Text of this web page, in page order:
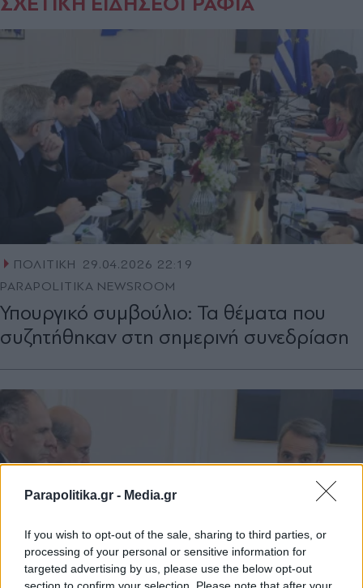
Parapolitika.gr - Media.gr
If you wish to opt-out of the sale, sharing to third parties, or
processing of your personal or sensitive information for
targeted advertising by us, please use the below opt-out
ΠΟΛΙΤΙΚΗ
29.04.2026 22:19
PARAPOLITIKA NEWSROOM
Υπουργικό συμβούλιο: Τα θέματα που
συζητήθηκαν στη σημερινή συνεδρίαση